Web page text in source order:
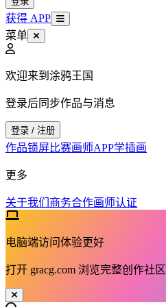
获得 APP
菜单
欢迎来到涂鸦王国
登录后同步作品与消息
登录 / 注册
作品锁屏比赛画师APP学插画
更多
关于我们 商务合作画师认证
电脑端访问体验更好
打开 gracg.com 浏览完整创作社区